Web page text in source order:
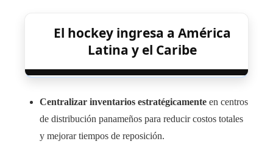
El hockey ingresa a América
Latina y el Caribe
Centralizar inventarios estratégicamente en centros
de distribución panameños para reducir costos totales
y mejorar tiempos de reposición.